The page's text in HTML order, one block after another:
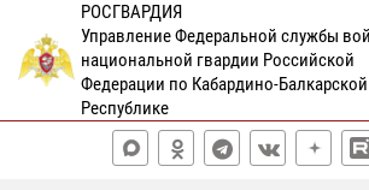
РОСГВАРДИЯ
Управление Федеральной службы
национальной гвардии Российской
Федерации по Кабардино-Балкарской
Республике